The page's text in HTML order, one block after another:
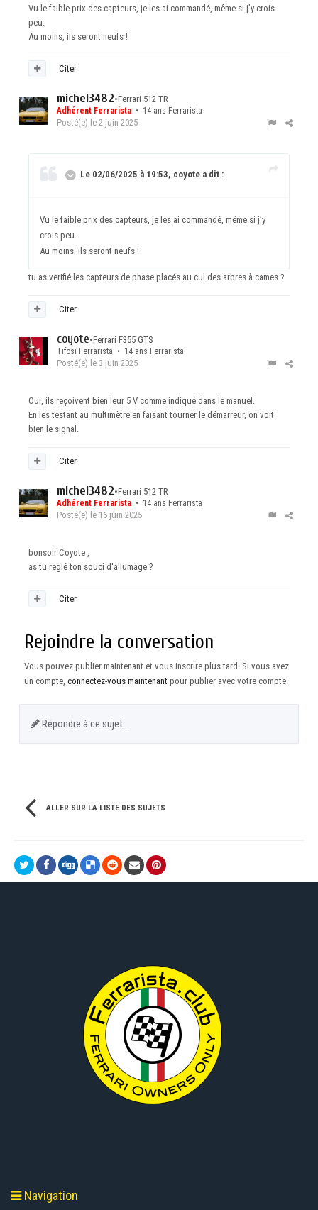
Vu le faible prix des capteurs, je les ai commandé, même si j’y crois
peu.
Au moins, ils seront neufs !
Citer
michel3482•Ferrari 512 TR
Adhérent Ferrarista • 14 ans Ferrarista
Posté(e) le 2 juin 2025
Le 02/06/2025 à 19:53, coyote a dit :
Vu le faible prix des capteurs, je les ai commandé, même si j’y
crois peu.
Au moins, ils seront neufs !
tu as verifié les capteurs de phase placés au cul des arbres à cames ?
Citer
coyote•Ferrari F355 GTS
Tifosi Ferrarista • 14 ans Ferrarista
Posté(e) le 3 juin 2025
Oui, ils reçoivent bien leur 5 V comme indiqué dans le manuel.
En les testant au multimètre en faisant tourner le démarreur, on voit
bien le signal.
Citer
michel3482•Ferrari 512 TR
Adhérent Ferrarista • 14 ans Ferrarista
Posté(e) le 16 juin 2025
bonsoir Coyote ,
as tu reglé ton souci d'allumage ?
Citer
Rejoindre la conversation
Vous pouvez publier maintenant et vous inscrire plus tard. Si vous avez
un compte, connectez-vous maintenant pour publier avec votre compte.
Répondre à ce sujet…
ALLER SUR LA LISTE DES SUJETS
Navigation